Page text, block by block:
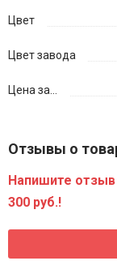
Цвет
Цвет завода
Цена за...
Отзывы о
Напишите отзыв
300 руб.!